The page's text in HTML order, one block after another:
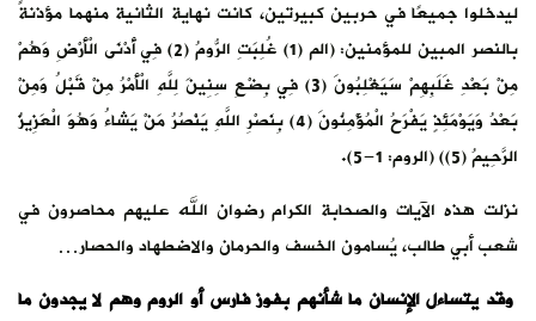
ليدخلوا جميعًا في حربين كبيرتين، كانت نهاية الثانية منهما مؤذنةً
بالنصر المبين للمؤمنين: (الم (1) غُلِبَتِ الرُّومُ (2) فِي أَدْنَى الْأَرْضِ وَهُمْ
مِنْ بَعْدِ غَلَبِهِمْ سَيَغْلِبُونَ (3) فِي بِضْعِ سِنِينَ لِلَّهِ الْأَمْرُ مِنْ قَبْلُ وَمِنْ
بَعْدُ وَيَوْمَئِذٍ يَفْرَحُ الْمُؤْمِنُونَ (4) بِنَصْرِ اللَّهِ يَنْصُرُ مَنْ يَشاءُ وَهُوَ الْعَزِيزُ
الرَّحِيمُ (5)) (الروم: 1-5).
نزلت هذه الآيات والصحابة الكرام رضوان الله عليهم محاصرون في
شعب أبي طالب، يُسامون الخسف والحرمان والاضطهاد والحصار…
وقد يتساءل الإنسان ما شأنهم بفوز فارس أو الروم وهم لا يجدون ما